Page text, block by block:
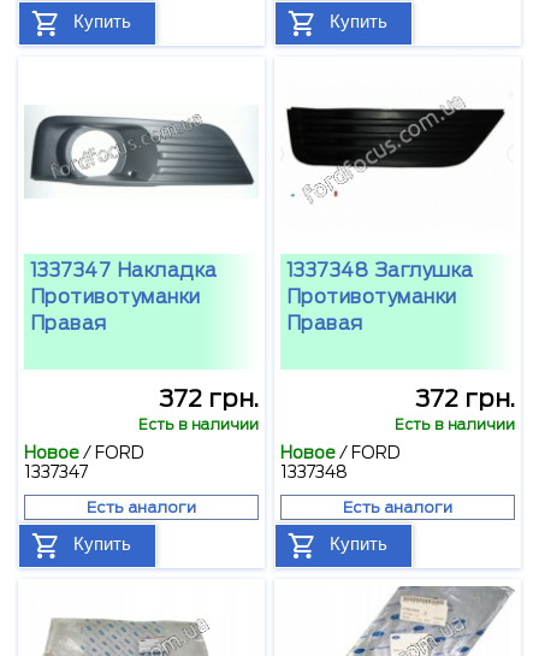
Купить Купить
1337347 Накладка
Противотуманки
Правая
372 грн.
Есть в наличии
Новое/ FORD
1337347
Есть аналоги
Купить
1337348 Заглушка
Противотуманки
Правая
372 грн.
Есть в наличии
Новое/ FORD
1337348
Есть аналоги
Купить